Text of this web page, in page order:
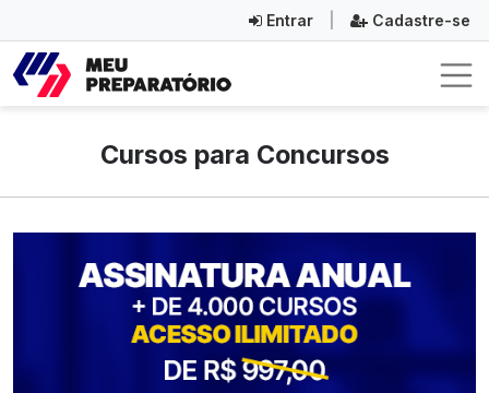
Entrar Cadastre-se
Cursos para Concursos